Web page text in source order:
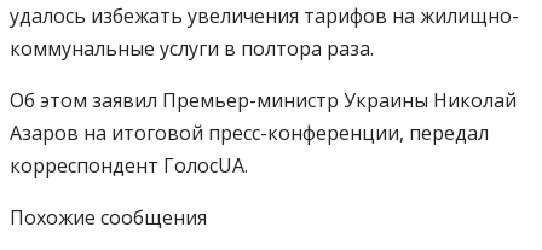
удалось избежать увеличения тарифов на жилищно-
коммунальные услуги в полтора раза.
Об этом заявил Премьер-министр Украины Николай
Азаров на итоговой пресс-конференции, передал
корреспондент ГолосUA.
Похожие сообщения